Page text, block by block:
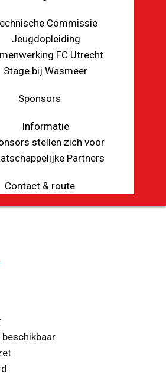
Commissie
Jeugdopleiding
FC Utrecht
Stage bij Wasmeer
Sponsors
Informatie
stellen zich voor
Partners
Contact & route